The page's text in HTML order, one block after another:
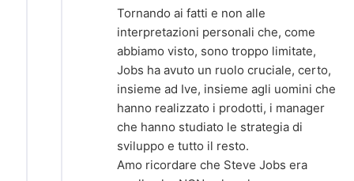
Tornando ai fatti e non alle
interpretazioni personali che, come
abbiamo visto, sono troppo limitate,
Jobs ha avuto un ruolo cruciale, certo,
insieme ad Ive, insieme agli uomini che
hanno realizzato i prodotti, i manager
che hanno studiato le strategia di
sviluppo e tutto il resto.
Amo ricordare che Steve Jobs era